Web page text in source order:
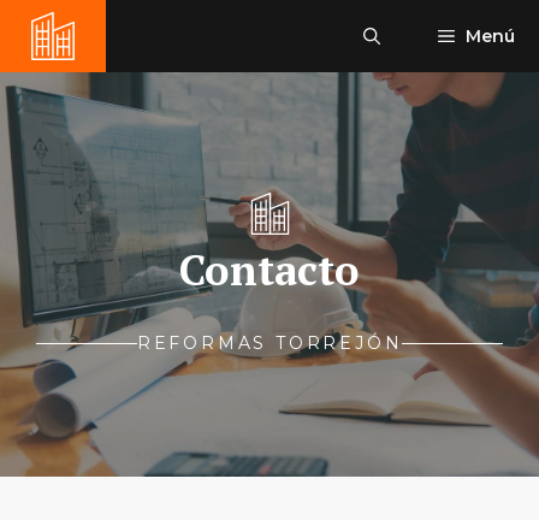
Saltar
contenido
Menú
Contacto
REFORMAS TORREJÓN